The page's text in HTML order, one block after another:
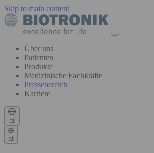
Skip to main content
Über uns
Patienten
Produkte
Medizinische Fachkräfte
Pressebereich
Karriere
at
at